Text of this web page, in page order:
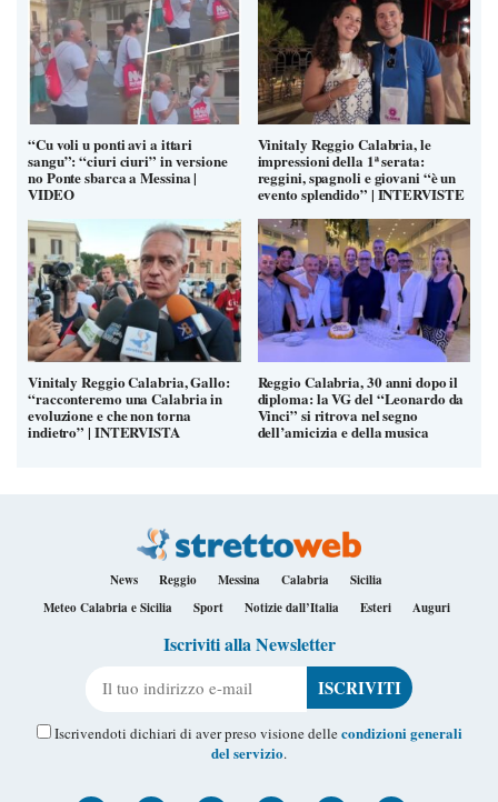
“Cu voli u ponti avi a ittari
sangu”: “ciuri ciuri” in versione
no Ponte sbarca a Messina |
VIDEO
Vinitaly Reggio Calabria, le
impressioni della 1ª serata:
reggini, spagnoli e giovani “è un
evento splendido” | INTERVISTE
Vinitaly Reggio Calabria, Gallo:
“racconteremo una Calabria in
evoluzione e che non torna
indietro” | INTERVISTA
Reggio Calabria, 30 anni dopo il
diploma: la VG del “Leonardo da
Vinci” si ritrova nel segno
dell’amicizia e della musica
News Reggio Messina Calabria
Sicilia
Meteo Calabria e Sicilia
Sport Notizie dall’Italia Esteri Auguri
Iscriviti alla Newsletter
Iscrivendoti dichiari di aver preso visione dellecondizioni generali
del servizio.